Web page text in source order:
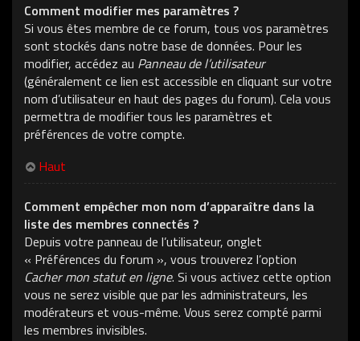
Comment modifier mes paramètres ?
Si vous êtes membre de ce forum, tous vos paramètres
sont stockés dans notre base de données. Pour les
modifier, accédez au Panneau de l’utilisateur
(généralement ce lien est accessible en cliquant sur votre
nom d’utilisateur en haut des pages du forum). Cela vous
permettra de modifier tous les paramètres et
préférences de votre compte.
Haut
Comment empêcher mon nom d’apparaître dans la
liste des membres connectés ?
Depuis votre panneau de l’utilisateur, onglet
« Préférences du forum », vous trouverez l’option
Cacher mon statut en ligne. Si vous activez cette option
vous ne serez visible que par les administrateurs, les
modérateurs et vous-même. Vous serez compté parmi
les membres invisibles.